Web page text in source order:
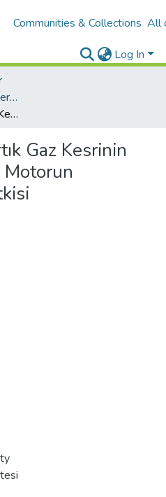
Communities & Collections All
Log In
Mehmet Akif Ersoy Üniversitesi Uygulamalı Bilimler Dergisi
Kurs Oranı Ve Artık Gaz Kesrinin Otto Çevrimli Bir Motorun Performansına Etkisi
Gaz Kesrinin